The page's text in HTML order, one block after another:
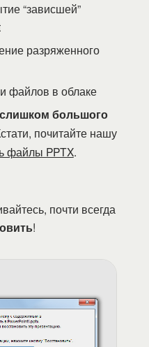
“зависшей”
разряженного
файлов в облаке
слишком большого
почитайте нашу
файлы PPTX.
почти всегда
!